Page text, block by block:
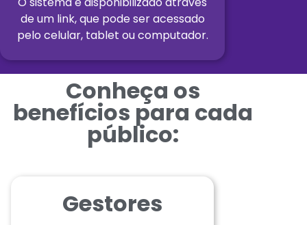
de um link, que pode ser acessado
pelo celular, tablet ou computador.
Conheça os
benefícios para cada
público:
Gestores